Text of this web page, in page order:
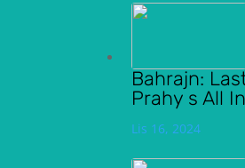
Bahrajn:
Prahy s All
Lis 16, 2024